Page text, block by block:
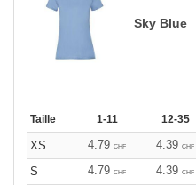
Sky Blue
Taille 1-11 12-35
XS 4.79 CHF 4.39 CHF
S
4.79 CHF 4.39 CHF